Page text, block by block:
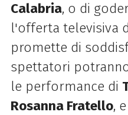
Calabria, o di
l'offerta televisiva
promette di
spettatori
le performance di
Rosanna Fratello,